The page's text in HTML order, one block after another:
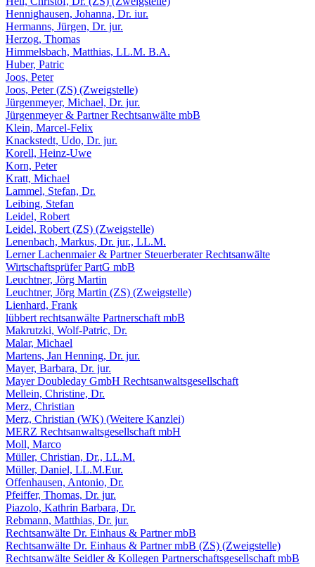
Hennighausen, Johanna, Dr. iur.
Hermanns, Jürgen, Dr. jur.
Herzog, Thomas
Himmelsbach, Matthias, LL.M. B.A.
Huber, Patric
Joos, Peter
Joos, Peter (ZS) (Zweigstelle)
Jürgenmeyer, Michael, Dr. jur.
Jürgenmeyer & Partner Rechtsanwälte mbB
Klein, Marcel-Felix
Knackstedt, Udo, Dr. jur.
Korell, Heinz-Uwe
Korn, Peter
Kratt, Michael
Lammel, Stefan, Dr.
Leibing, Stefan
Leidel, Robert
Leidel, Robert (ZS) (Zweigstelle)
Lenenbach, Markus, Dr. jur., LL.M.
Lerner Lachenmaier & Partner Steuerberater Rechtsanwälte
Wirtschaftsprüfer PartG mbB
Leuchtner, Jörg Martin
Leuchtner, Jörg Martin (ZS) (Zweigstelle)
Lienhard, Frank
lübbert rechtsanwälte Partnerschaft mbB
Makrutzki, Wolf-Patric, Dr.
Malar, Michael
Martens, Jan Henning, Dr. jur.
Mayer, Barbara, Dr. jur.
Mayer Doubleday GmbH Rechtsanwaltsgesellschaft
Mellein, Christine, Dr.
Merz, Christian
Merz, Christian (WK) (Weitere Kanzlei)
MERZ Rechtsanwaltsgesellschaft mbH
Moll, Marco
Müller, Christian, Dr., LL.M.
Müller, Daniel, LL.M.Eur.
Offenhausen, Antonio, Dr.
Pfeiffer, Thomas, Dr. jur.
Piazolo, Kathrin Barbara, Dr.
Rebmann, Matthias, Dr. jur.
Rechtsanwälte Dr. Einhaus & Partner mbB
Rechtsanwälte Dr. Einhaus & Partner mbB (ZS) (Zweigstelle)
Rechtsanwälte Seidler & Kollegen Partnerschaftsgesellschaft mbB